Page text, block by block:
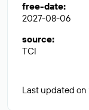
free-date:
2027-08-06
source:
TCI
Last updated